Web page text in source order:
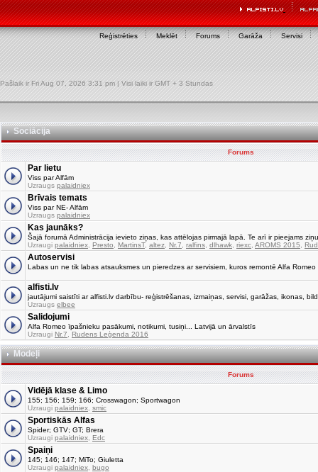
Reģistrēties Meklēt Forums Garāža Servisi
Pašlaik ir Fri Aug 07, 2026 3:31 pm | Visi laiki ir GMT + 3 Stundas
Sociācija
Forums
Par lietu
Viss par Alfām
Uzraugs palaidniex
Brīvais temats
Viss par NE- Alfām
Uzraugs palaidniex
Kas jaunāks?
Šajā forumā Administrācija ievieto ziņas, kas attēlojas pirmajā lapā. Te arī ir pieejams
Uzraugi palaidniex Presto MartinsT, altez Nr.7 ralfins dlhawk riexc AROMS 2015
Autoservisi
Labas un ne tik labas atsauksmes un pieredzes ar servisiem, kuros remontē Alfa Romeo
alfisti.lv
jautājumi saistīti ar alfisti.lv darbību- reģistrēšanas, izmaiņas, servisi, garāžas, ikonas,
Uzraugs elbee
Salidojumi
Alfa Romeo īpašnieku pasākumi, notikumi, tusiņi... Latvijā un ārvalstīs
Uzraugi Nr.7 Rudens Leģenda 2016
Modeļi
Forums
Vidējā klase & Limo
155; 156; 159; 166; Crosswagon; Sportwagon
Uzraugi palaidniex smic
Sportiskās Alfas
Spider; GTV; GT; Brera
Uzraugi palaidniex Edc
Spaiņi
145; 146; 147; MiTo; Giuletta
Uzraugi palaidniex bugo